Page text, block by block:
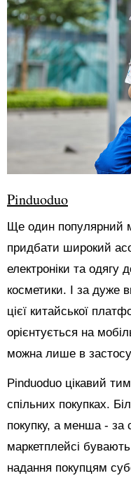
Pinduoduo
Ще один популярний
придбати широкий
електроніки та одягу
косметики. І за дуже
цієї китайської
орієнтується на
можна лише в
Pinduoduo цікавий
спільних покупках.
покупку, а менша - за
маркетплейсі
надання покупцям